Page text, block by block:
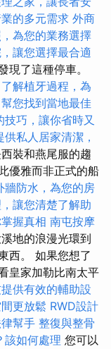
的多元需求 外商
為您的業務選擇
讓您選擇最合適
現了這種停車。
了解植牙過程，為
您找到當地最佳
技巧，讓你省時又
供私人居家清潔，
裝和燕尾服的趨
優雅而非正式的船
牆防水，為您的房
讓您清楚了解助
握真相 南屯按摩
地的浪漫光環到
西。 如果您想了
皇家加勒比南太平
供有效的輔助設
更放鬆 RWD設計
幫手 整復與整骨
該如何處理 您可以